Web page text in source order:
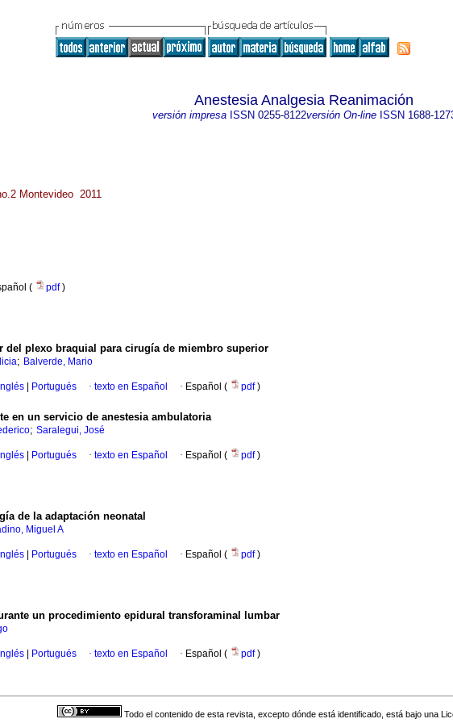
Anestesia Analgesia Reanimación
versión impresaISSN 0255-8122versión On-lineISSN 1688-
Montevideo 2011
( pdf)
del plexo braquial para cirugía de miembro superior
; Balverde, Mario
Inglés Portugués · texto en Español · Español ( pdf)
en un servicio de anestesia ambulatoria
; Saralegui, José
Inglés Portugués · texto en Español · Español ( pdf)
de la adaptación neonatal
Miguel A
Inglés Portugués · texto en Español · Español ( pdf)
un procedimiento epidural transforaminal lumbar
Inglés Portugués · texto en Español · Español ( pdf)
Todo el contenido de esta revista, excepto dónde está identificado, está bajo una